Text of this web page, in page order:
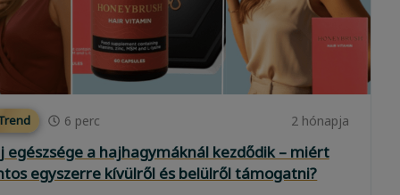
6 perc 2 hónapja
egészsége a hajhagymáknál kezdődik – miért
egyszerre kívülről és belülről támogatni?